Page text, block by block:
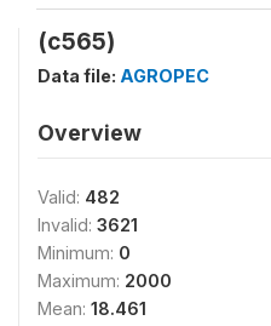
(c565)
Data file: AGROPEC
Overview
Valid: 482
Invalid: 3621
Minimum: 0
Maximum: 2000
Mean: 18.461